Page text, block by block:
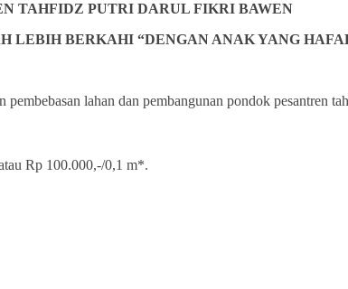
TAHFIDZ PUTRI DARUL FIKRI BAWEN
BERKAHI “DENGAN ANAK YANG
lahan dan pembangunan pondok pesantren
Rp 100.000,-/0,1 m*.